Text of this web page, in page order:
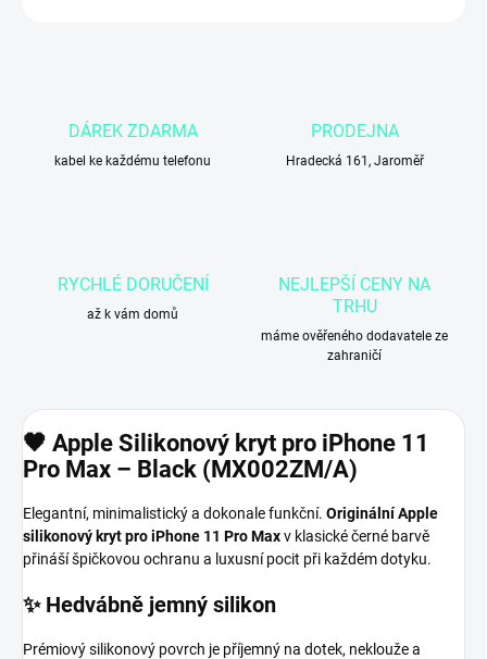
DÁREK ZDARMA
kabel ke každému telefonu
PRODEJNA
Hradecká 161, Jaroměř
RYCHLÉ DORUČENÍ
až k vám domů
NEJLEPŠÍ CENY NA
TRHU
máme ověřeného dodavatele ze
zahraničí
🖤 Apple Silikonový kryt pro iPhone 11
Pro Max – Black (MX002ZM/A)
Elegantní, minimalistický a dokonale funkční. Originální Apple
silikonový kryt pro iPhone 11 Pro Maxv klasické černé barvě
přináší špičkovou ochranu a luxusní pocit při každém dotyku.
✨ Hedvábně jemný silikon
Prémiový silikonový povrch je příjemný na dotek, neklouže a